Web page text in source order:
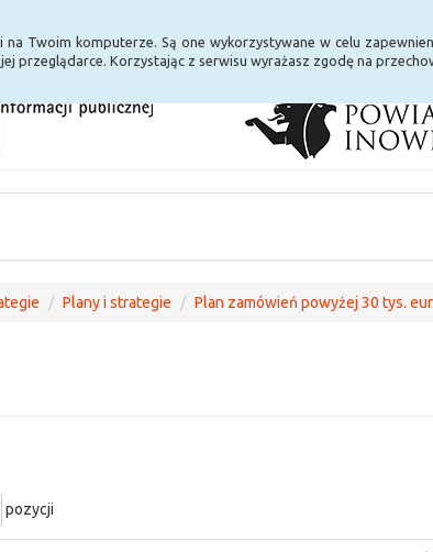
Twoim komputerze. Są one wykorzystywane w celu
przeglądarce. Korzystając z serwisu wyrażasz zgodę na
Plany i strategie Plan zamówień powyżej 30 tys.
pozycji